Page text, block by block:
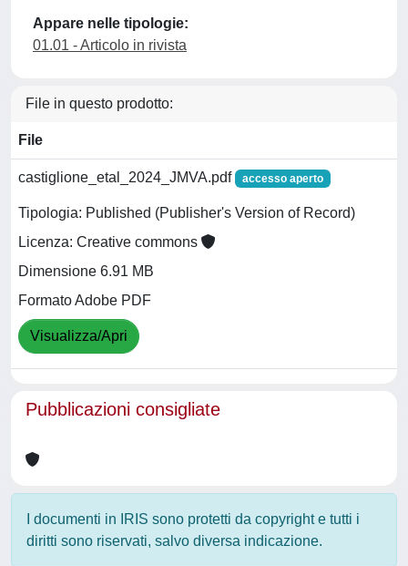
Appare nelle tipologie:
01.01 - Articolo in rivista
File in questo prodotto:
File
castiglione_etal_2024_JMVA.pdf accesso aperto
Tipologia: Published (Publisher's Version of Record)
Licenza: Creative commons
Dimensione 6.91 MB
Formato Adobe PDF
Visualizza/Apri
Pubblicazioni consigliate
I documenti in IRIS sono protetti da copyright e tutti i
diritti sono riservati, salvo diversa indicazione.